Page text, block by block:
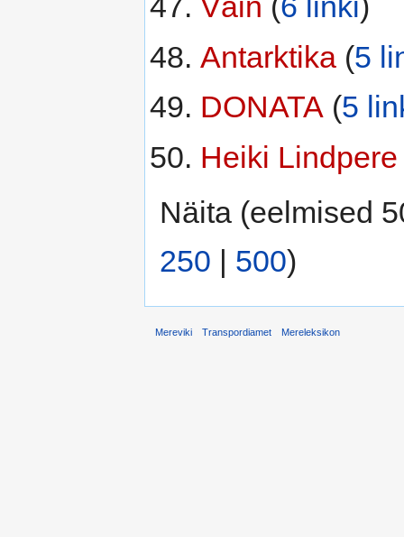
Antarktika‏‎ (5
DONATA ‏‎ (5
Heiki Lindpere
Näita (eelmised
250 | 500)
Mereviki Transpordiamet Mereleksikon